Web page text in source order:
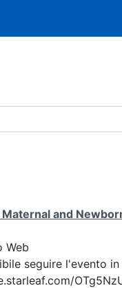
and
Web
seguire l'evento